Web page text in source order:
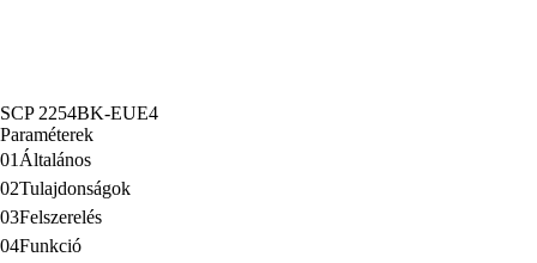
SCP 2254BK-EUE4
Paraméterek
01 Általános
02Tulajdonságok
03Felszerelés
04Funkció